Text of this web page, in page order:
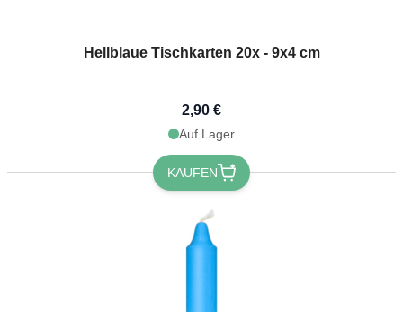
Hellblaue Tischkarten 20x - 9x4 cm
2,90 €
Auf Lager
KAUFEN